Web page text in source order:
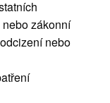
zákonní
nebo